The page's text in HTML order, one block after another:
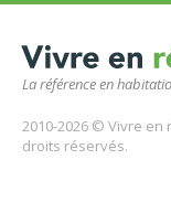
La référence en
2010-2026 © Vivre en
droits réservés.